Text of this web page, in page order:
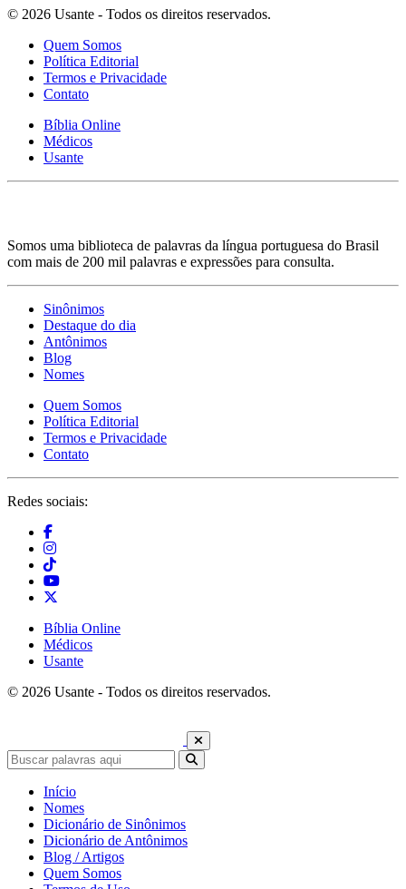
© 2026 Usante - Todos os direitos reservados.
Quem Somos
Política Editorial
Termos e Privacidade
Contato
Bíblia Online
Médicos
Usante
Somos uma biblioteca de palavras da língua portuguesa do Brasil
com mais de 200 mil palavras e expressões para consulta.
Sinônimos
Destaque do dia
Antônimos
Blog
Nomes
Quem Somos
Política Editorial
Termos e Privacidade
Contato
Redes sociais:
Bíblia Online
Médicos
Usante
© 2026 Usante - Todos os direitos reservados.
Início
Nomes
Dicionário de Sinônimos
Dicionário de Antônimos
Blog / Artigos
Quem Somos